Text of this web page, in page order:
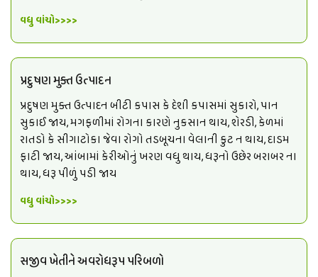
વધુ વાંચો>>>>
પ્રદુષણ મુક્ત ઉત્પાદન
પ્રદુષણ મુક્ત ઉત્પાદન બીટી કપાસ કે દેશી કપાસમાં સુકારો, પાન
સુકાઈ જાય, મગફળીમાં રોગના કારણે નુકસાન થાય, શેરડી, કેળમાં
રાતડો કે સીગાટોકા જેવા રોગો તડબૂચના વેલાની કુટ ન થાય, દાડમ
ફાટી જાય, આંબામાં કેરીઓનું ખરણ વધુ થાય, ધરૂનો ઉછેર બરાબર ના
થાય, ધરૂ પીળું પડી જાય
વધુ વાંચો>>>>
સજીવ ખેતીને અવરોધરૂપ પરિબળો